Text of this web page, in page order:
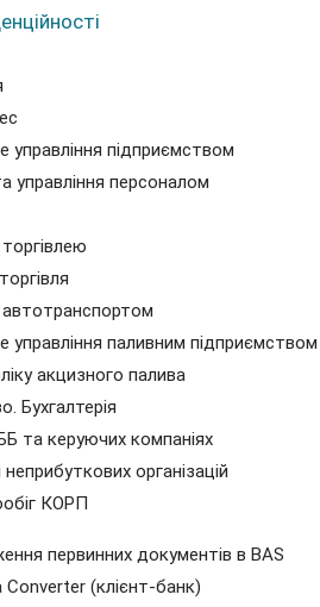
управління підприємством
управління персоналом
автотранспортом
управління паливним підприємством
акцизного палива
Бухгалтерія
та керуючих компаніях
організацій
КОРП
первинних документів в BAS
Сonverter (клієнт-банк)